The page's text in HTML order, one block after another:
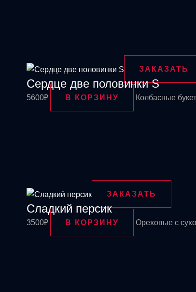
ЗАКАЗАТЬ
Сердце две половинки S
5600₽ В КОРЗИНУ Колбасные
ЗАКАЗАТЬ
Сладкий персик
3500₽ В КОРЗИНУ Ореховые с